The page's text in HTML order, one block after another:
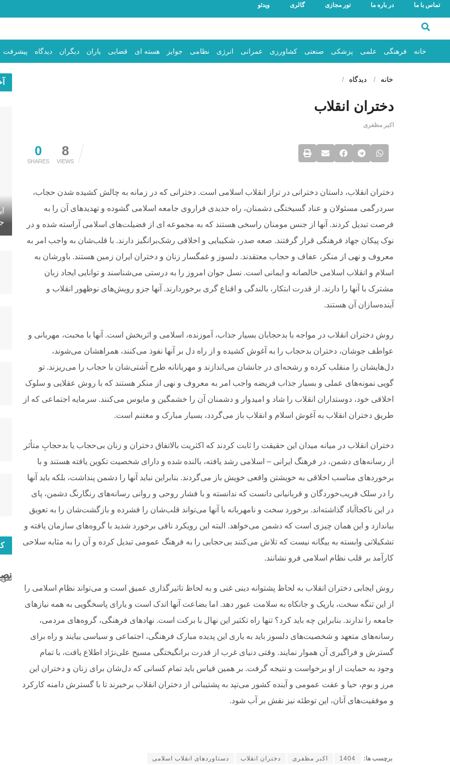
تماس با ما در باره ما تور مجازی گالری ویدئو
خانه فرهنگی علمی پزشکی صنعتی کشاورزی عمرانی انرژی نظامی جوایز هسته ای قضایی یاران دیگران دیدگاه پیشرفت
خانه دیدگاه
دختران انقلاب
اکبر مظفری
0
SHARES
8
VIEWS
دختران انقلاب، داستان دخترانی در تراز انقلاب اسلامی است. دخترانی که در زمانه به چالش کشیده شدن حجاب،
سردرگمی مسئولان و عناد گسیختگی دشمنان، راه جدیدی فراروی جامعه اسلامی گشوده و تهدیدهای آن را به
فرصت تبدیل کردند. آنها از جنس مومنان راسخی هستند که به مجموعه ای از فضیلت‌های اسلامی آراسته شده و در
نوک پیکان جهاد فرهنگی قرار گرفتند. صعه صدر، شکیبایی و اخلاقی رشک‌برانگیز دارند. با قلب‌شان به واجب امر به
معروف و نهی از منکر، عفاف و حجاب معتقدند. دلسوز و غمگسار زنان و دختران ایران زمین هستند. باورشان به
اسلام و انقلاب اسلامی خالصانه و ایمانی است. نسل جوان امروز را به درستی می‌شناسند و توانایی ایجاد زبان
مشترک با آنها را دارند. از قدرت ابتکار، بالندگی و اقناع گری برخوردارند. آنها جزو رویش‌های نوظهور انقلاب و
آینده‌سازان آن هستند.
روش دختران انقلاب در مواجه با بدحجابان بسیار جذاب، آموزنده، اسلامی و اثربخش است. آنها با محبت، مهربانی و
عواطف جوشان، دختران بدحجاب را به آغوش کشیده و از راه دل بر آنها نفوذ می‌کنند، همراهشان می‌شوند،
دل‌هایشان را منقلب کرده و رشحه‌ای در جانشان می‌اندازند و مهربانانه طرح آشتی‌شان با حجاب را می‌ریزند. تو
گویی نمونه‌های عملی و بسیار جذاب فریضه واجب امر به معروف و نهی از منکر هستند که با روش عقلایی و سلوک
اخلاقی خود، دوستداران انقلاب را شاد و امیدوار و دشمنان آن را خشمگین و مایوس می‌کنند. سرمایه اجتماعی که از
طریق دختران انقلاب به آغوش اسلام و انقلاب باز می‌گردد، بسیار مبارک و مغتنم است.
دختران انقلاب در میانه میدان این حقیقت را ثابت کردند که اکثریت بالاتفاق دختران و زنان بی‌حجاب یا بدحجابِ متأثر
از رسانه‌های دشمن، در فرهنگ ایرانی – اسلامی رشد یافته، بالنده شده و دارای شخصیت تکوین یافته هستند و با
برخوردهای مناسب اخلاقی به خویشتن واقعی خویش باز می‌گردند. بنابراین نباید آنها را دشمن پنداشت، بلکه باید آنها
را در سلک فریب‌خوردگان و قربانیانی دانست که ندانسته و با فشار روحی و روانی رسانه‌های رنگارنگ دشمن، پای
در این ناکجاآباد گذاشته‌اند. برخورد سخت و نامهربانه با آنها می‌تواند قلب‌شان را فشرده و بازگشت‌شان را به تعویق
بیاندازد و این همان چیزی است که دشمن می‌خواهد. البته این رویکرد نافی برخورد شدید با گروه‌های سازمان یافته و
تشکیلاتی وابسته به بیگانه نیست که تلاش می‌کنند بی‌حجابی را به فرهنگ عمومی تبدیل کرده و آن را به مثابه سلاحی
کارآمد بر قلب نظام اسلامی فرو نشانند.
روش ایجابی دختران انقلاب به لحاظ پشتوانه دینی غنی و به لحاظ تاثیرگذاری عمیق است و می‌تواند نظام اسلامی را
از این تنگه سخت، باریک و جانکاه به سلامت عبور دهد. اما بضاعت آنها اندک است و یارای پاسخگویی به همه نیازهای
جامعه را ندارند. بنابراین چه باید کرد؟ تنها راه تکثیر این نهال با برکت است. نهادهای فرهنگی، گروه‌های مردمی،
رسانه‌های متعهد و شخصیت‌های دلسوز باید به یاری این پدیده مبارک فرهنگی، اجتماعی و سیاسی بیایند و راه برای
گسترش و فراگیری آن هموار نمایند. وقتی دنیای غرب از قدرت برانگیختگی مسیح علی‌نژاد اطلاع یافت، با تمام
وجود به حمایت از او برخواست و نتیجه گرفت. بر همین قیاس باید تمام کسانی که دل‌شان برای زنان و دختران این
مرز و بوم، حیا و عفت عمومی و آینده کشور می‌تپد به پشتیبانی از دختران انقلاب برخیرند تا با گسترش دامنه کارکرد
و موفقیت‌های آنان، این توطئه نیز نقش بر آب شود.
برچسب ها: 1404 اکبر مظفری دختران انقلاب دستاوردهای انقلاب اسلامی